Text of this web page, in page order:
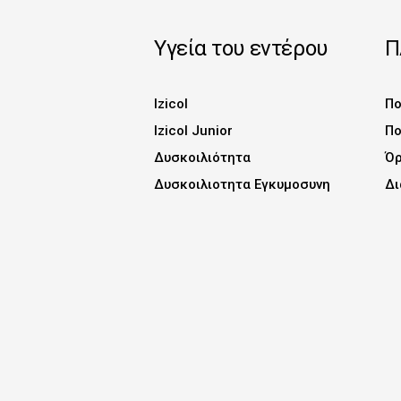
Υγεία του εντέρου
Izicol
Izicol Junior
Δυσκοιλιότητα
Δυσκοιλιοτητα Εγκυμοσυνη